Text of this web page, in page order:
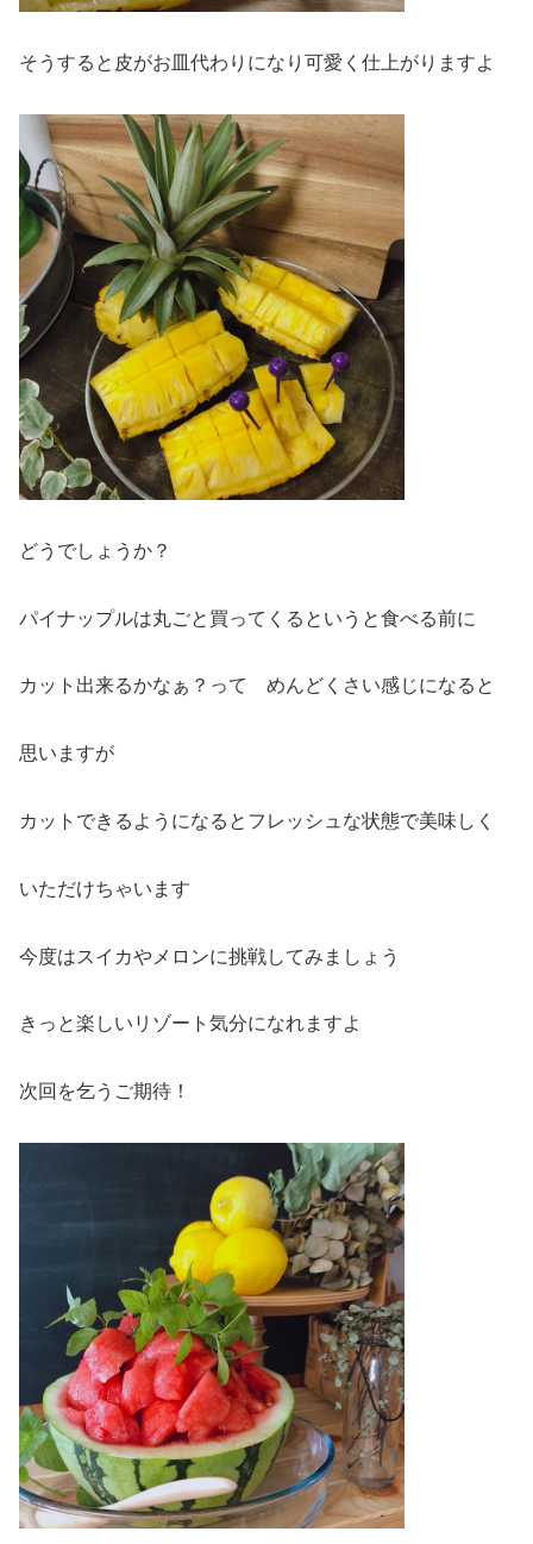
そうすると皮がお皿代わりになり可愛く仕上がりますよ
どうでしょうか？
パイナップルは丸ごと買ってくるというと食べる前に
カット出来るかなぁ？って めんどくさい感じになると
思いますが
カットできるようになるとフレッシュな状態で美味しく
いただけちゃいます
今度はスイカやメロンに挑戦してみましょう
きっと楽しいリゾート気分になれますよ
次回を乞うご期待！